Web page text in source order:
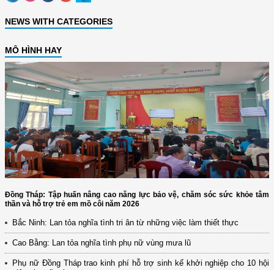
NEWS WITH CATEGORIES
MÔ HÌNH HAY
Đồng Tháp: Tập huấn nâng cao năng lực bảo vệ, chăm sóc sức khỏe tâm
thần và hỗ trợ trẻ em mồ côi năm 2026
Bắc Ninh: Lan tỏa nghĩa tình tri ân từ những việc làm thiết thực
Cao Bằng: Lan tỏa nghĩa tình phụ nữ vùng mưa lũ
Phụ nữ Đồng Tháp trao kinh phí hỗ trợ sinh kế khởi nghiệp cho 10 hội